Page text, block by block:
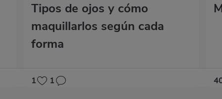
Tipos de ojos y cómo
maquillarlos según cada
forma
1 1